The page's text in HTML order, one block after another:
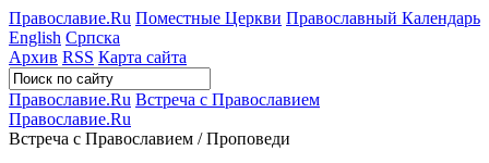
Православие.Ru Поместные Церкви Православный Календарь
English Српска
Архив RSS Карта сайта
Православие.Ru Встреча с Православием
Православие.Ru
Встреча с Православием / Проповеди